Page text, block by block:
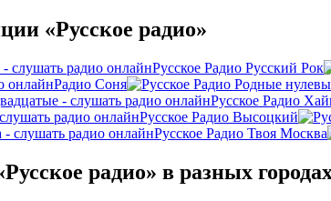
«Русское радио»
Русское Радио Русский Рок
Радио Соня
Русское Радио
Русское Радио Высоцкий
Русское Радио Твоя Москва
радио» в разных